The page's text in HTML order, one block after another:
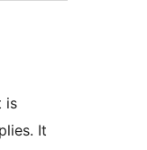
is
It